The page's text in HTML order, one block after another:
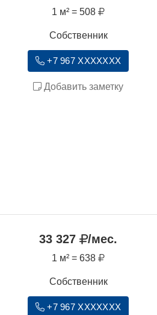
1 м² = 508
Собственник
+7 967 XXXXXXX
Добавить заметку
33 327 /мес.
1 м² = 638
Собственник
+7 967 XXXXXXX